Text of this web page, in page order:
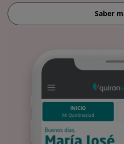
Saber